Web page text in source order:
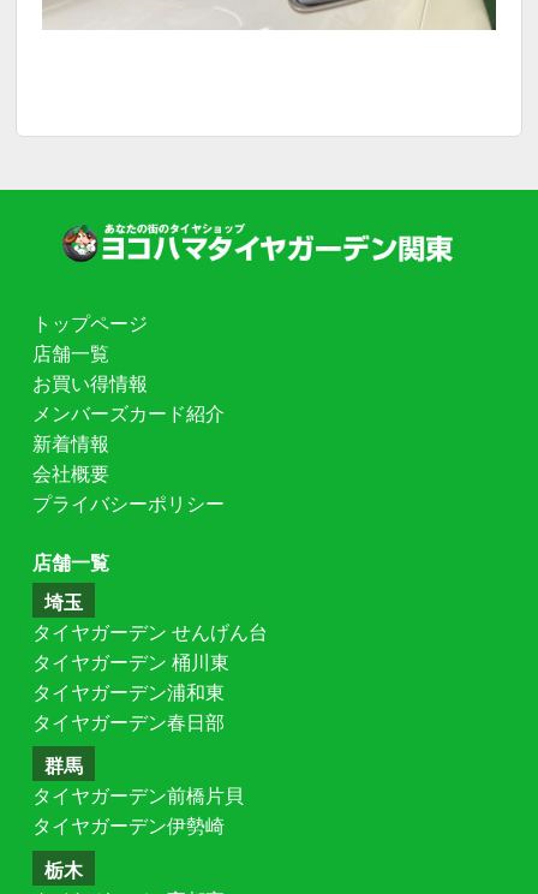
トップページ
店舗一覧
お買い得情報
メンバーズカード紹介
新着情報
会社概要
プライバシーポリシー
店舗一覧
埼玉
タイヤガーデン せんげん台
タイヤガーデン 桶川東
タイヤガーデン浦和東
タイヤガーデン春日部
群馬
タイヤガーデン前橋片貝
タイヤガーデン伊勢崎
栃木